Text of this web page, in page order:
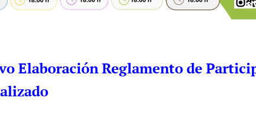
Elaboración Reglamento de